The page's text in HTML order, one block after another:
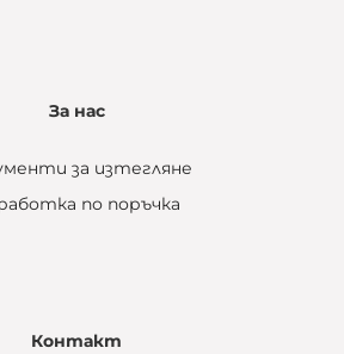
За нас
за изтегляне
по поръчка
Контакт